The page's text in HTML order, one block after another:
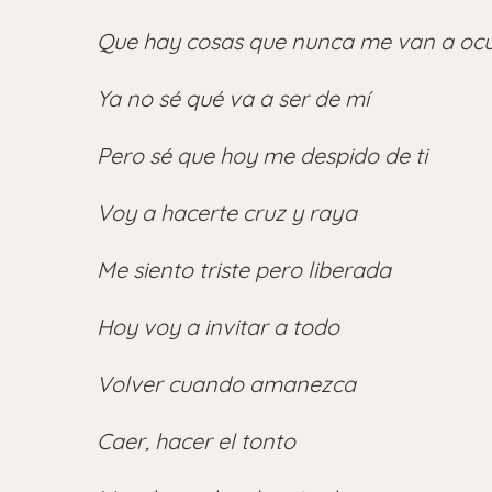
Que hay cosas que nunca me van a
Ya no sé qué va a ser de mí
Pero sé que hoy me despido de ti
Voy a hacerte cruz y raya
Me siento triste pero liberada
Hoy voy a invitar a todo
Volver cuando amanezca
Caer, hacer el tonto